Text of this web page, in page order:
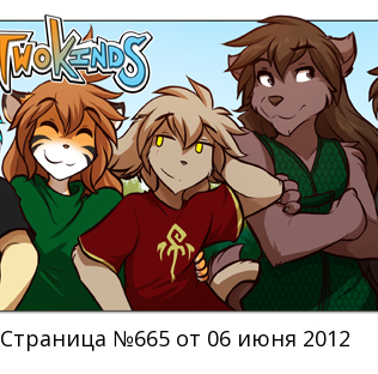
Страница №665 от 06 июня 2012